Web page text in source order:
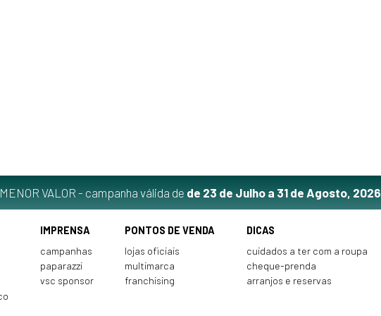
VALOR - campanha válida de de 23 de Julho a 31 de Agosto, 2026
IMPRENSA
campanhas
paparazzi
vsc sponsor
PONTOS DE VENDA
lojas oficiais
multimarca
franchising
DICAS
cuidados a ter com a roupa
cheque-prenda
arranjos e reservas